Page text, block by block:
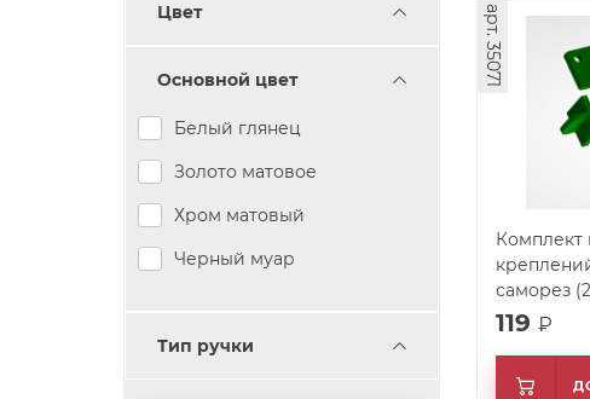
Цвет
Основной цвет
Белый глянец
Золото матовое
Хром матовый
Черный муар
Тип ручки
Комплект
саморез
арт. 35071
119 ₽